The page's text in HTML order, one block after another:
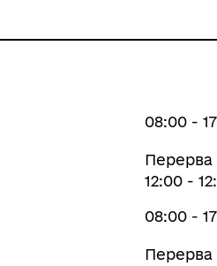
08:00 -
Перерва
12:00 -
08:00 -
Перерва